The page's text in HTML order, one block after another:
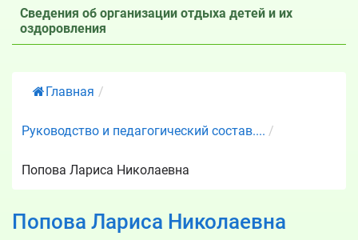
Сведения об организации отдыха детей и их
оздоровления
Главная /
Руководство и педагогический состав.... /
Попова Лариса Николаевна
Попова Лариса Николаевна